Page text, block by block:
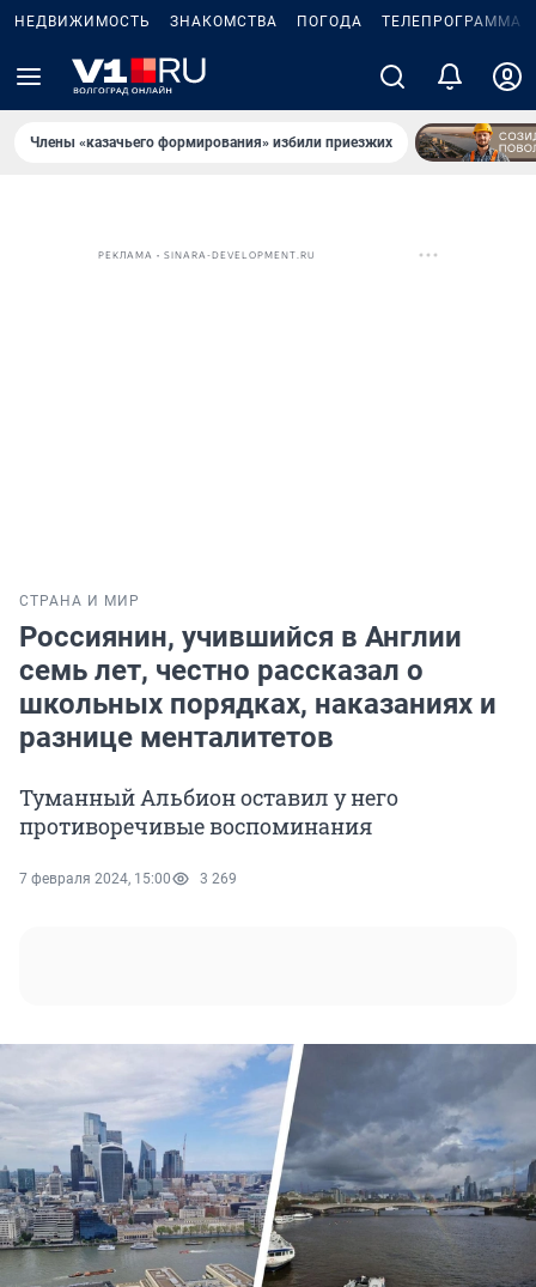
НЕДВИЖИМОСТЬ ЗНАКОМСТВА ПОГОДА ТЕЛЕПРОГРАММА
Члены «казачьего формирования» избили приезжих
РЕКЛАМА • SINARA-DEVELOPMENT.RU
СТРАНА И МИР
Россиянин, учившийся в Англии
семь лет, честно рассказал о
школьных порядках, наказаниях и
разнице менталитетов
Туманный Альбион оставил у него
противоречивые воспоминания
7 февраля 2024, 15:00 3 269